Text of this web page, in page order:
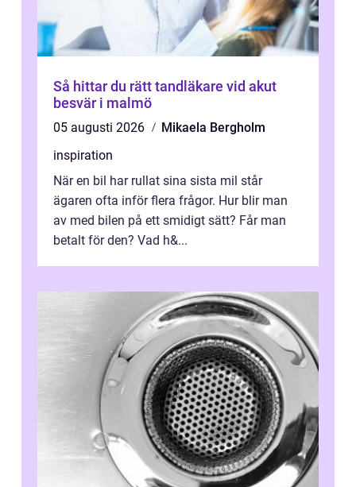
Så hittar du rätt tandläkare vid akut
besvär i malmö
05 augusti 2026
Mikaela Bergholm
inspiration
När en bil har rullat sina sista mil står
ägaren ofta inför flera frågor. Hur blir man
av med bilen på ett smidigt sätt? Får man
betalt för den? Vad h&...